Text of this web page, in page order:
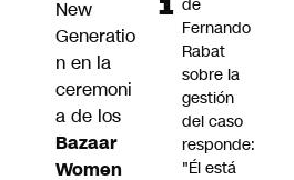
New
Generatio
n en la
ceremoni
a de los
Bazaar
Women
de
Fernando
Rabat
sobre la
gestión
del caso
responde:
"Él está